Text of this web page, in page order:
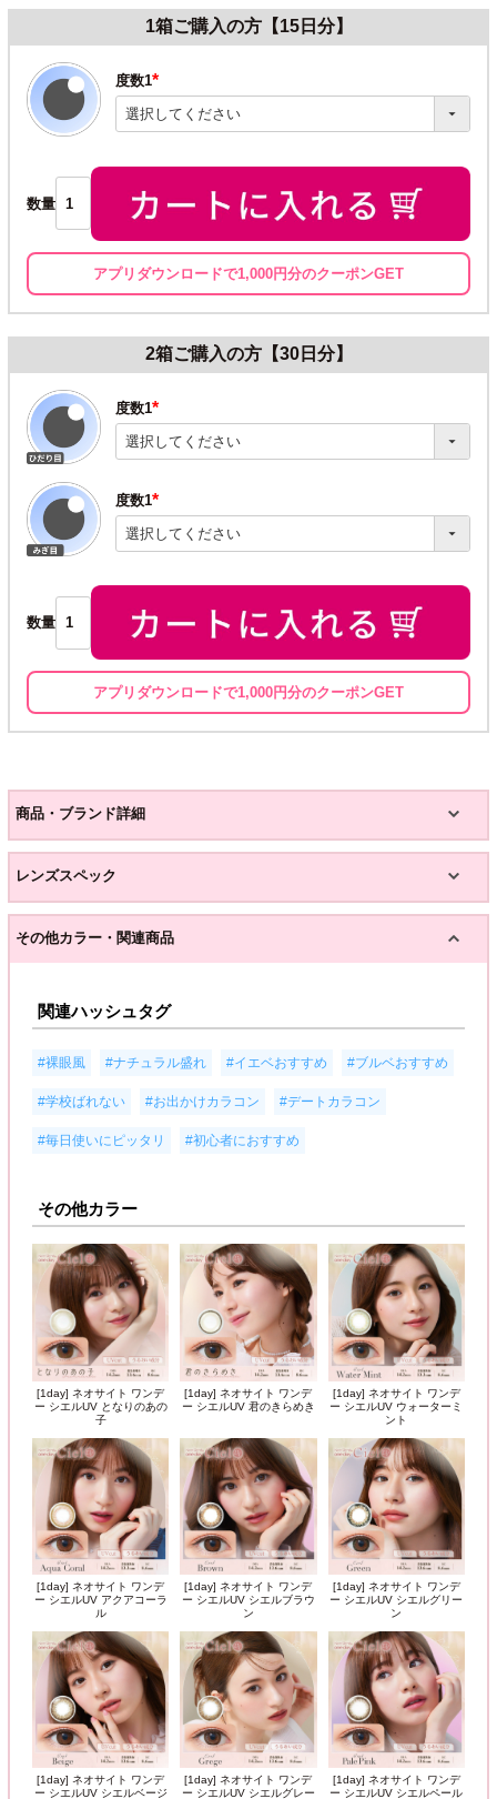
1箱ご購入の方【15日分】
度数1
(必
須)
数量
アプリダウンロードで1,000円分のクーポンGET
2箱ご購入の方【30日分】
度数1
(必
須)
度数1
(必
須)
数量
アプリダウンロードで1,000円分のクーポンGET
商品・ブランド詳細
レンズスペック
その他カラー・関連商品
関連ハッシュタグ
#裸眼風 #ナチュラル盛れ #イエベおすすめ #ブルベおすすめ
#学校ばれない #お出かけカラコン #デートカラコン
#毎日使いにピッタリ #初心者におすすめ
その他カラー
[1day] ネオサイト ワンデ
ー シエルUV となりのあの
子
[1day] ネオサイト ワンデ
ー シエルUV 君のきらめき
[1day] ネオサイト ワンデ
ー シエルUV ウォーターミ
ント
[1day] ネオサイト ワンデ
ー シエルUV アクアコーラ
ル
[1day] ネオサイト ワンデ
ー シエルUV シエルブラウ
ン
[1day] ネオサイト ワンデ
ー シエルUV シエルグリー
ン
[1day] ネオサイト ワンデ
ー シエルUV シエルベージ
[1day] ネオサイト ワンデ
ー シエルUV シエルグレー
[1day] ネオサイト ワンデ
ー シエルUV シエルペール